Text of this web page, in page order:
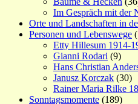
Im Gespräch mit der
Orte und Landschaften in
Personen und Lebenswege
Etty Hillesum 1914-
Gianni Rodari (9)
Hans Christian
Janusz Korczak (30)
Rainer Maria Rilke
Sonntagsmomente (189)